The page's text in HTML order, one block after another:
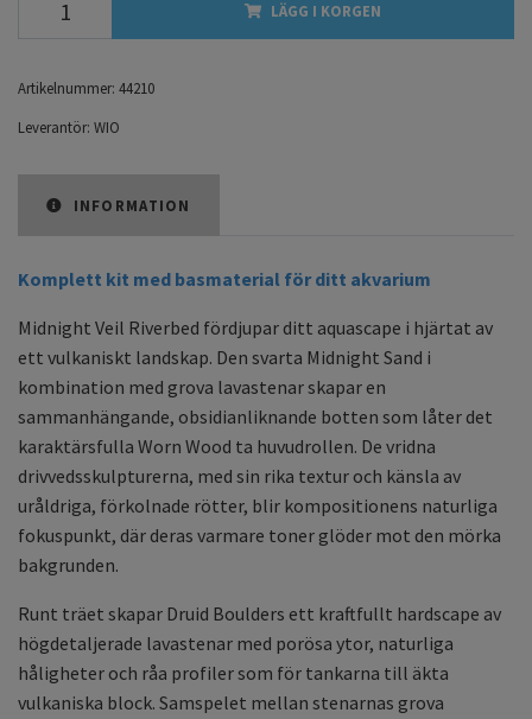
LÄGG I KORGEN
Artikelnummer: 44210
Leverantör: WIO
INFORMATION
Komplett kit med basmaterial för ditt akvarium
Midnight Veil Riverbed fördjupar ditt aquascape i hjärtat av
ett vulkaniskt landskap. Den svarta Midnight Sand i
kombination med grova lavastenar skapar en
sammanhängande, obsidianliknande botten som låter det
karaktärsfulla Worn Wood ta huvudrollen. De vridna
drivvedsskulpturerna, med sin rika textur och känsla av
uråldriga, förkolnade rötter, blir kompositionens naturliga
fokuspunkt, där deras varmare toner glöder mot den mörka
bakgrunden.
Runt träet skapar Druid Boulders ett kraftfullt hardscape av
högdetaljerade lavastenar med porösa ytor, naturliga
håligheter och råa profiler som för tankarna till äkta
vulkaniska block. Samspelet mellan stenarnas grova